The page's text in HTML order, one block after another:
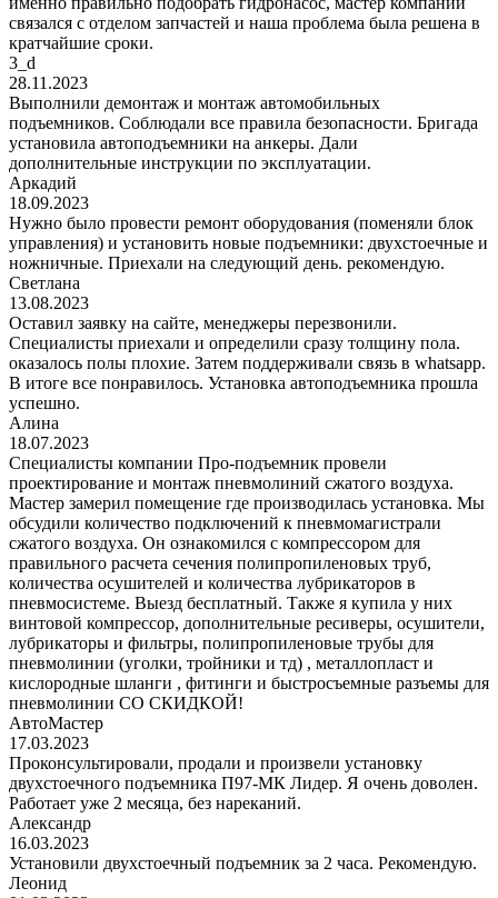
связался с отделом запчастей и наша проблема была решена в
кратчайшие сроки.
3_d
28.11.2023
Выполнили демонтаж и монтаж автомобильных
подъемников. Соблюдали все правила безопасности. Бригада
установила автоподъемники на анкеры. Дали
дополнительные инструкции по эксплуатации.
Аркадий
18.09.2023
Нужно было провести ремонт оборудования (поменяли блок
управления) и установить новые подъемники: двухстоечные и
ножничные. Приехали на следующий день. рекомендую.
Светлана
13.08.2023
Оставил заявку на сайте, менеджеры перезвонили.
Специалисты приехали и определили сразу толщину пола.
оказалось полы плохие. Затем поддерживали связь в whatsapp.
В итоге все понравилось. Установка автоподъемника прошла
успешно.
Алина
18.07.2023
Специалисты компании Про-подъемник провели
проектирование и монтаж пневмолиний сжатого воздуха.
Мастер замерил помещение где производилась установка. Мы
обсудили количество подключений к пневмомагистрали
сжатого воздуха. Он ознакомился с компрессором для
правильного расчета сечения полипропиленовых труб,
количества осушителей и количества лубрикаторов в
пневмосистеме. Выезд бесплатный. Также я купила у них
винтовой компрессор, дополнительные ресиверы, осушители,
лубрикаторы и фильтры, полипропиленовые трубы для
пневмолинии (уголки, тройники и тд) , металлопласт и
кислородные шланги , фитинги и быстросъемные разъемы для
пневмолинии СО СКИДКОЙ!
АвтоМастер
17.03.2023
Проконсультировали, продали и произвели установку
двухстоечного подъемника П97-МК Лидер. Я очень доволен.
Работает уже 2 месяца, без нареканий.
Александр
16.03.2023
Установили двухстоечный подъемник за 2 часа. Рекомендую.
Леонид